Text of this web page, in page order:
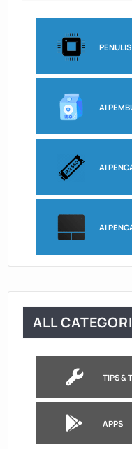
AI
AI
AI
ALL
TIPS &
APPS